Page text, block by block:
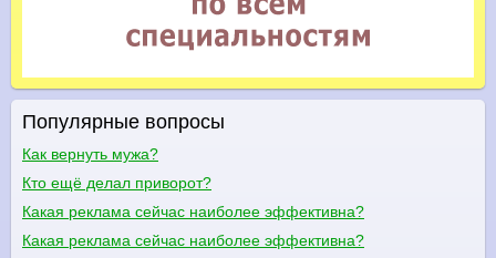
Популярные вопросы
Как вернуть мужа?
Кто ещё делал приворот?
Какая реклама сейчас наиболее эффективна?
Какая реклама сейчас наиболее эффективна?